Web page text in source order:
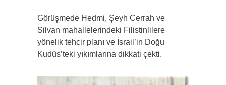
Görüşmede Hedmi, Şeyh Cerrah ve
Silvan mahallelerindeki Filistinlilere
yönelik tehcir planı ve İsrail’in Doğu
Kudüs’teki yıkımlarına dikkati çekti.